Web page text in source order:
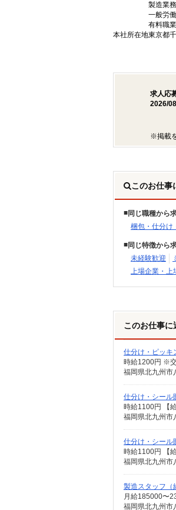
製造業
一般労
有料職
本社所在地東京都
求人応
2026/
※掲載
このお仕事
同じ職種から
梱包・仕分け
同じ特徴から
未経験歓迎
上場企業・上
このお仕事に
仕分け・ピッキ
時給1200円 ※交
福岡県北九州市
仕分け・シール
時給1100円 【
福岡県北九州市
仕分け・シール
時給1100円 【
福岡県北九州市
製造スタッフ（
月給185000〜